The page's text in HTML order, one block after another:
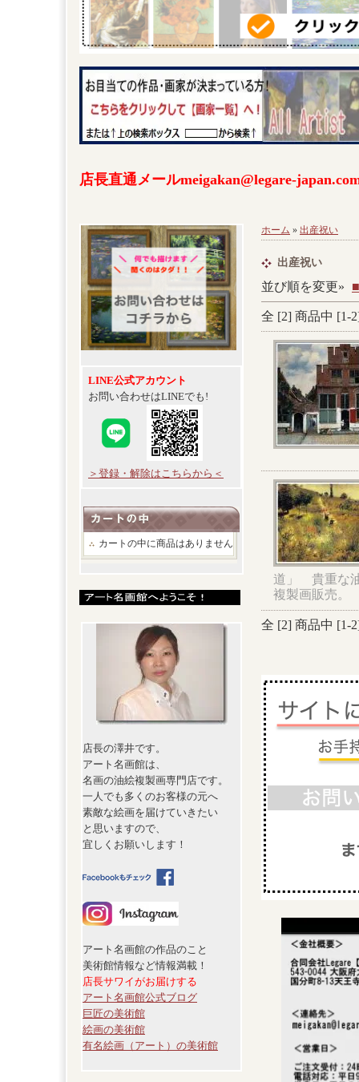
店長直通メールmeigakan@legare-
LINE公式アカウント
お問い合わせはLINEでも!
＞登録・解除はこちらから＜
カートの中に商品はありません
店長の澤井です。
アート名画館は、
名画の油絵複製画専門店です。
一人でも多くのお客様の元へ
素敵な絵画を届けていきたい
と思いますので、
宜しくお願いします！
アート名画館の作品のこと
美術館情報など情報満載！
店長サワイがお届けする
アート名画館公式ブログ
巨匠の美術館
絵画の美術館
有名絵画（アート）の美術館
ホーム » 出産祝い
出産祝い
並び順を変更»
全 [2] 商品中 [1-2
道」 貴重な
複製画販売。
全 [2] 商品中 [1-2